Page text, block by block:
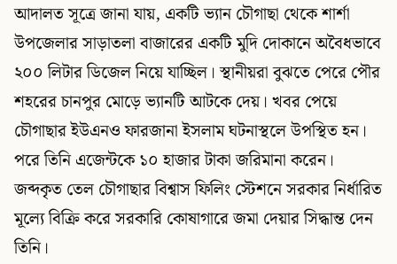
আদালত সূত্রে জানা যায়, একটি ভ্যান চৌগাছা থেকে শার্শা
উপজেলার সাড়াতলা বাজারের একটি মুদি দোকানে অবৈধভাবে
২০০ লিটার ডিজেল নিয়ে যাচ্ছিল। স্থানীয়রা বুঝতে পেরে পৌর
শহরের চানপুর মোড়ে ভ্যানটি আটকে দেয়। খবর পেয়ে
চৌগাছার ইউএনও ফারজানা ইসলাম ঘটনাস্থলে উপস্থিত হন।
পরে তিনি এজেন্টকে ১০ হাজার টাকা জরিমানা করেন।
জব্দকৃত তেল চৌগাছার বিশ্বাস ফিলিং স্টেশনে সরকার নির্ধারিত
মূল্যে বিক্রি করে সরকারি কোষাগারে জমা দেয়ার সিদ্ধান্ত দেন
তিনি।